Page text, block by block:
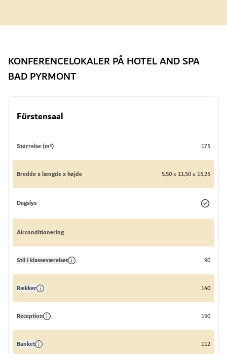
KONFERENCELOKALER PÅ HOTEL AND SPA
BAD PYRMONT
Fürstensaal
Størrelse (m²) 175
Bredde x længde x højde 5,50 x 11,50 x 15,25
Dagslys
Airconditionering
Stil i klasseværelset 90
Rækker 140
Reception 190
Banket 112